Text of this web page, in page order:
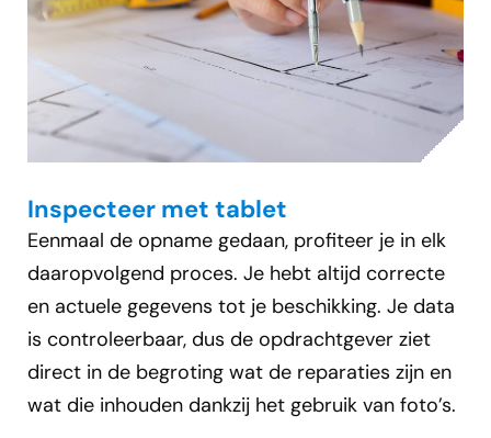
Inspecteer met tablet
Eenmaal de opname gedaan, profiteer je in elk
daaropvolgend proces. Je hebt altijd correcte
en actuele gegevens tot je beschikking. Je data
is controleerbaar, dus de opdrachtgever ziet
direct in de begroting wat de reparaties zijn en
wat die inhouden dankzij het gebruik van foto’s.